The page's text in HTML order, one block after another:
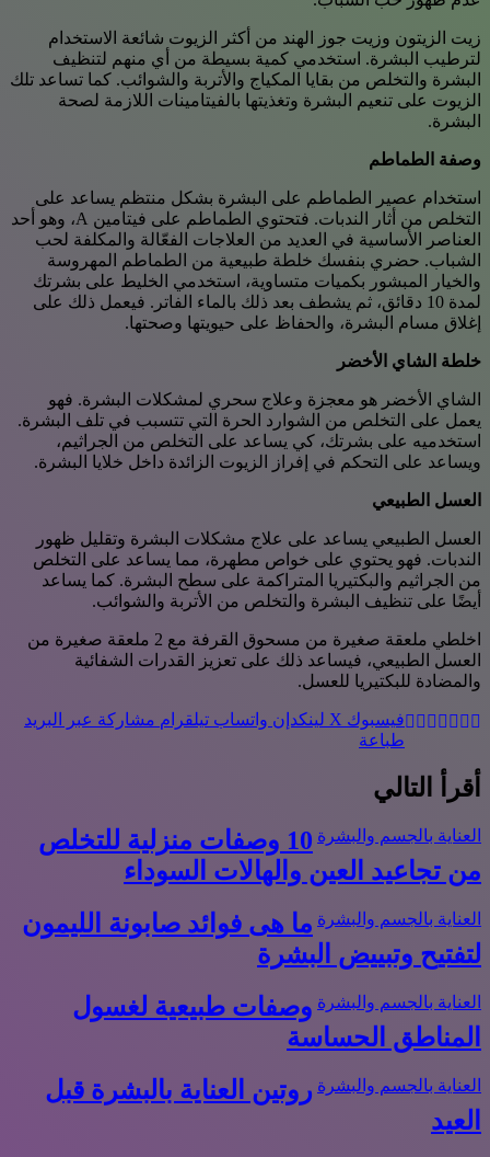
زيت الزيتون وزيت جوز الهند من أكثر الزيوت شائعة الاستخدام
لترطيب البشرة. استخدمي كمية بسيطة من أي منهم لتنظيف
البشرة والتخلص من بقايا المكياج والأتربة والشوائب. كما تساعد تلك
الزيوت على تنعيم البشرة وتغذيتها بالفيتامينات اللازمة لصحة
البشرة.
وصفة الطماطم
استخدام عصير الطماطم على البشرة بشكل منتظم يساعد على
التخلص من أثار الندبات. فتحتوي الطماطم على فيتامين A، وهو أحد
العناصر الأساسية في العديد من العلاجات الفعّالة والمكلفة لحب
الشباب. حضري بنفسك خلطة طبيعية من الطماطم المهروسة
والخيار المبشور بكميات متساوية، استخدمي الخليط على بشرتك
لمدة 10 دقائق، ثم يشطف بعد ذلك بالماء الفاتر. فيعمل ذلك على
إغلاق مسام البشرة، والحفاظ على حيويتها وصحتها.
خلطة الشاي الأخضر
الشاي الأخضر هو معجزة وعلاج سحري لمشكلات البشرة. فهو
يعمل على التخلص من الشوارد الحرة التي تتسبب في تلف البشرة.
استخدميه على بشرتك، كي يساعد على التخلص من الجراثيم،
ويساعد على التحكم في إفراز الزيوت الزائدة داخل خلايا البشرة.
العسل الطبيعي
العسل الطبيعي يساعد على علاج مشكلات البشرة وتقليل ظهور
الندبات. فهو يحتوي على خواص مطهرة، مما يساعد على التخلص
من الجراثيم والبكتيريا المتراكمة على سطح البشرة. كما يساعد
أيضًا على تنظيف البشرة والتخلص من الأتربة والشوائب.
اخلطي ملعقة صغيرة من مسحوق القرفة مع 2 ملعقة صغيرة من
العسل الطبيعي، فيساعد ذلك على تعزيز القدرات الشفائية
والمضادة للبكتيريا للعسل.
فيسبوك ‫X لينكدإن واتساب تيلقرام مشاركة عبر البريد
طباعة
أقرأ التالي
العناية بالجسم والبشرة
10 وصفات منزلية للتخلص
من تجاعيد العين والهالات السوداء
العناية بالجسم والبشرة ما هى فوائد صابونة الليمون
لتفتيح وتبييض البشرة
العناية بالجسم والبشرة وصفات طبيعية لغسول
المناطق الحساسة
العناية بالجسم والبشرة روتين العناية بالبشرة قبل
العيد